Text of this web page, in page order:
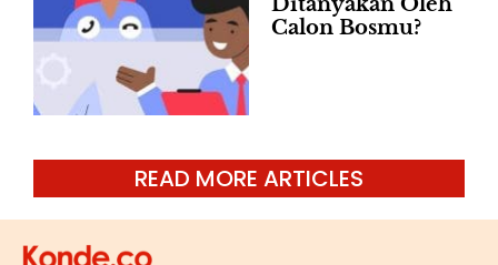
Calon Bosmu?
READ MORE ARTICLES